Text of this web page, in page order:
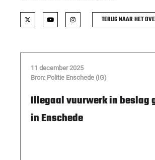
TERUG NAAR HET
11 december 2025
Bron: Politie Enschede (IG)
Illegaal vuurwerk in beslag
in Enschede